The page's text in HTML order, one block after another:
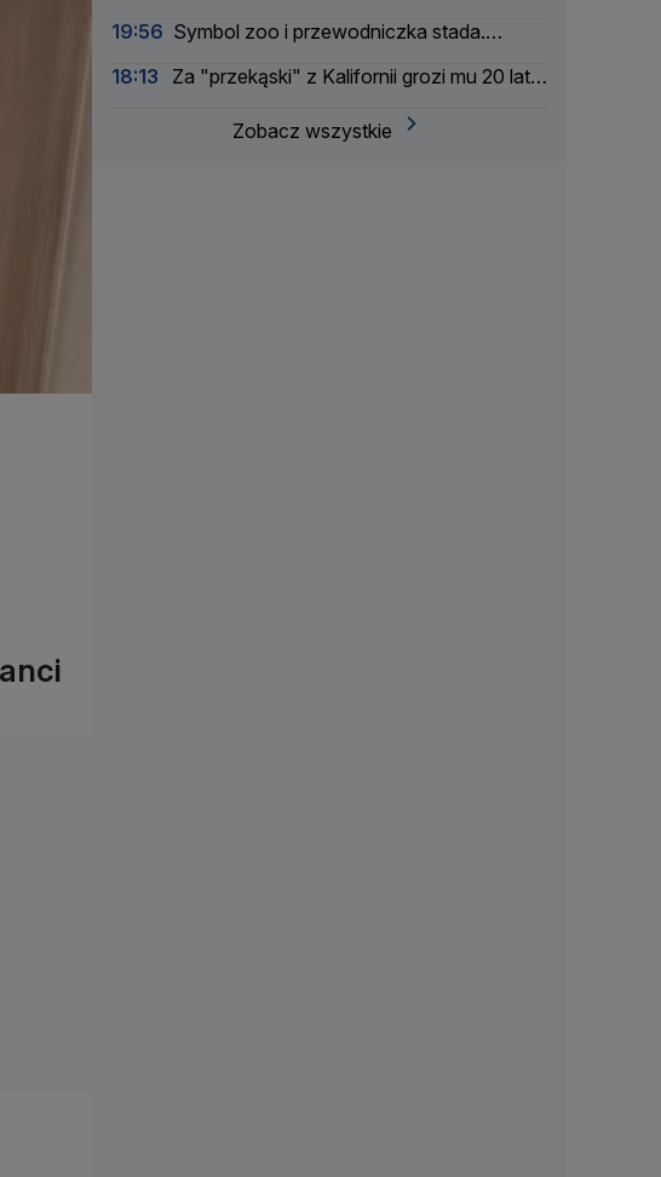
19:56 Symbol zoo i przewodniczka stada.
18:13
Za "przekąski" z Kalifornii grozi mu 20 lat
Zobacz wszystkie